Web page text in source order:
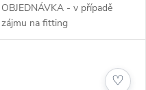
OBJEDNÁVKA - v případě
zájmu na fitting
kontaktujte +420 720 029 634
obchod@golfshop4you.cz
♡